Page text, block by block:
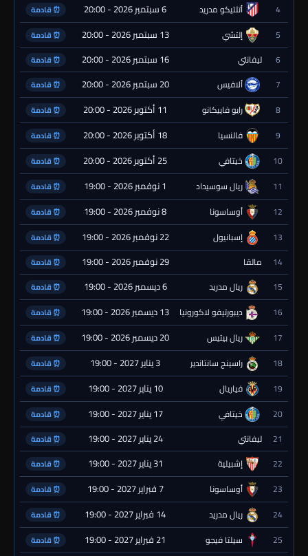
4 أتلتيكو مدريد 6 سبتمبر 2026 - 20:00 ⏰ قادمة
5 إلتشي 13 سبتمبر 2026 - 20:00 ⏰ قادمة
6 ليفانتي 16 سبتمبر 2026 - 20:00 ⏰ قادمة
7 ألافيس 20 سبتمبر 2026 - 20:00 ⏰ قادمة
8 رايو فاييكانو 11 أكتوبر 2026 - 20:00 ⏰ قادمة
9 فالنسيا 18 أكتوبر 2026 - 20:00 ⏰ قادمة
10 خيتافي 25 أكتوبر 2026 - 20:00 ⏰ قادمة
11 ريال سوسيداد 1 نوفمبر 2026 - 19:00 ⏰ قادمة
12 أوساسونا 8 نوفمبر 2026 - 19:00 ⏰ قادمة
13 إسبانيول 22 نوفمبر 2026 - 19:00 ⏰ قادمة
14 مالقا 29 نوفمبر 2026 - 19:00 ⏰ قادمة
15 ريال مدريد 6 ديسمبر 2026 - 19:00 ⏰ قادمة
16 ديبورتيفو لاكورونيا 13 ديسمبر 2026 - 19:00 ⏰ قادمة
17 ريال بيتيس 20 ديسمبر 2026 - 19:00 ⏰ قادمة
18 راسينج سانتاندير 3 يناير 2027 - 19:00 ⏰ قادمة
19 فياريال 10 يناير 2027 - 19:00 ⏰ قادمة
20 خيتافي 17 يناير 2027 - 19:00 ⏰ قادمة
21 ليفانتي 24 يناير 2027 - 19:00 ⏰ قادمة
22 إشبيلية 31 يناير 2027 - 19:00 ⏰ قادمة
23 أوساسونا 7 فبراير 2027 - 19:00 ⏰ قادمة
24 ريال مدريد 14 فبراير 2027 - 19:00 ⏰ قادمة
25 سيلتا فيجو 21 فبراير 2027 - 19:00 ⏰ قادمة